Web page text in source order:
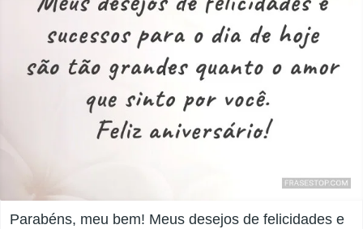
Parabéns, meu bem! Meus desejos de felicidades e